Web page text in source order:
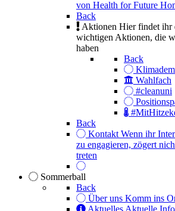
von Health for Future
Back
Aktionen Hier findet ihr
wichtigen Aktionen, die
haben
Back
Wahlfach
#cleanuni
Back
Kontakt Wenn ihr
zu engagieren, zögert
treten
Sommerball
Back
Über uns Komm ins